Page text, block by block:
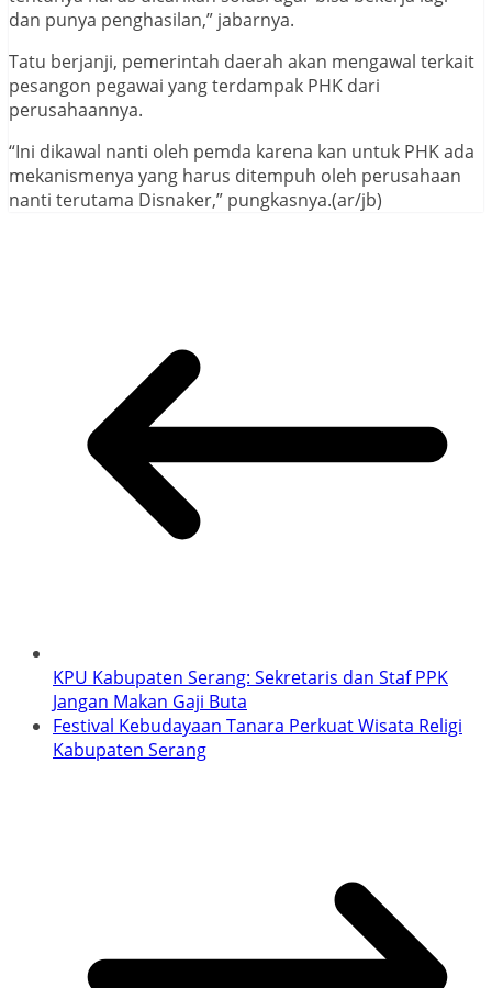
dan punya penghasilan,” jabarnya.
Tatu berjanji, pemerintah daerah akan mengawal terkait
pesangon pegawai yang terdampak PHK dari
perusahaannya.
“Ini dikawal nanti oleh pemda karena kan untuk PHK ada
mekanismenya yang harus ditempuh oleh perusahaan
nanti terutama Disnaker,” pungkasnya.(ar/jb)
KPU Kabupaten Serang: Sekretaris dan Staf PPK
Jangan Makan Gaji Buta
Festival Kebudayaan Tanara Perkuat Wisata Religi
Kabupaten Serang